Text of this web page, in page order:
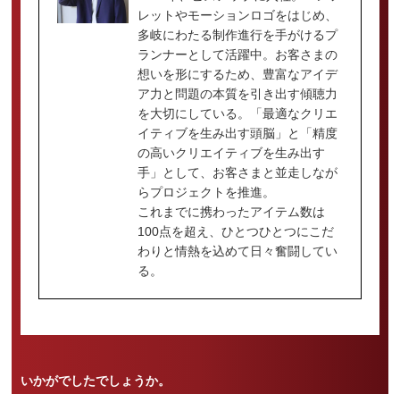
レットやモーションロゴをはじめ、
多岐にわたる制作進行を手がけるプ
ランナーとして活躍中。お客さまの
想いを形にするため、豊富なアイデ
ア力と問題の本質を引き出す傾聴力
を大切にしている。「最適なクリエ
イティブを生み出す頭脳」と「精度
の高いクリエイティブを生み出す
手」として、お客さまと並走しなが
らプロジェクトを推進。
これまでに携わったアイテム数は
100点を超え、ひとつひとつにこだ
わりと情熱を込めて日々奮闘してい
る。
いかがでしたでしょうか。